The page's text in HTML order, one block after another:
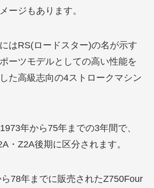
ージもあります。
はRS(ロードスター)の名が示す
ーツモデルとしての高い性能を
た高級志向の4ストロークマシン
年から75年までの3年間で、
・Z2A後期に区分されます。
78年までに販売されたZ750Four